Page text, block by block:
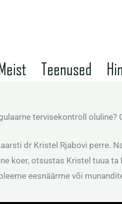
Teenused
tervisekontroll oluline?
dr Kristel Rjabovi perre.
koer, otsustas Kristel tuua
eesnäärme või